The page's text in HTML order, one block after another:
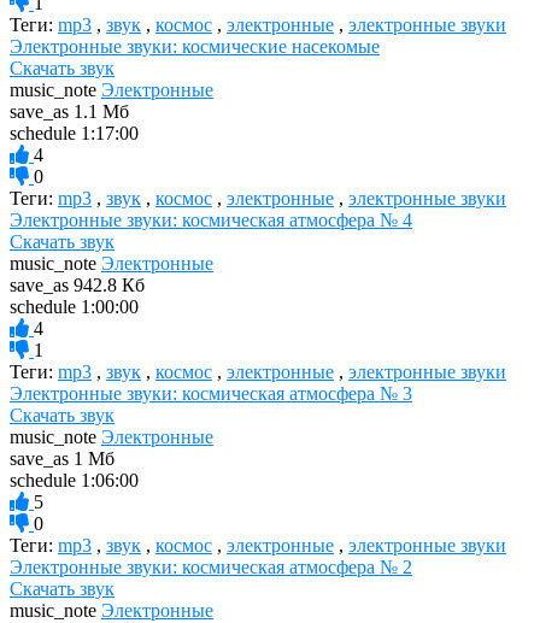
Теги: mp3 , звук , космос , электронные , электронные звуки
Электронные звуки: космические насекомые
Скачать звук
music_note Электронные
save_as 1.1 Мб
schedule 1:17:00
4
0
Теги: mp3 , звук , космос , электронные , электронные звуки
Электронные звуки: космическая атмосфера № 4
Скачать звук
music_note Электронные
save_as 942.8 Кб
schedule 1:00:00
4
1
Теги: mp3 , звук , космос , электронные , электронные звуки
Электронные звуки: космическая атмосфера № 3
Скачать звук
music_note Электронные
save_as 1 Мб
schedule 1:06:00
5
0
Теги: mp3 , звук , космос , электронные , электронные звуки
Электронные звуки: космическая атмосфера № 2
Скачать звук
music_note Электронные